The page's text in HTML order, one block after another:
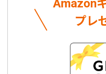
Amazon
プレ